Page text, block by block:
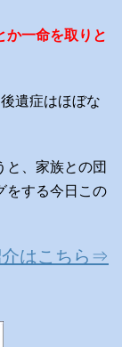
か一命を取りと
遺症はほぼな
と、家族との団
をする今日この
はこちら⇒